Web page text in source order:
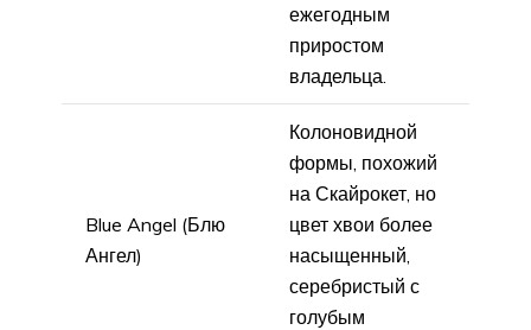
ежегодным
приростом
владельца.
Blue Angel (Блю
Ангел)
Колоновидной
формы, похожий
на Скайрокет, но
цвет хвои более
насыщенный,
серебристый с
голубым